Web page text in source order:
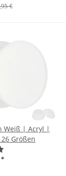
€
Weiß | Acryl |
Größen
*